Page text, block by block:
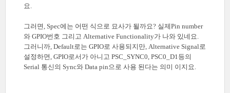
요.
그러면, Spec에는 어떤 식으로 묘사가 될까요? 실제Pin number
와 GPIO번호 그리고 Alternative Functionality가 나와 있네요.
그러니까, Default로는 GPIO로 사용되지만, Alternative Signal로
설정하면, GPIO로서가 아니고 PSC_SYNC0, PSC0_D1등의
Serial 통신의 Sync와 Data pin으로 사용 된다는 의미 이지요.